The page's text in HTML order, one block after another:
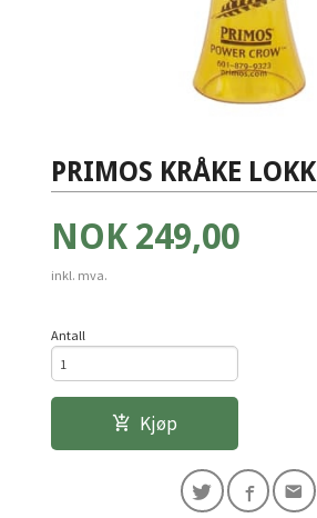
PRIMOS KRÅKE LOKK
Pris
NOK 249,00
inkl. mva.
Antall
Kjøp